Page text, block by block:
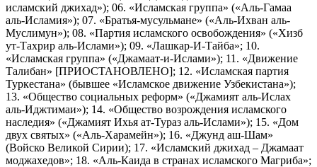
исламский джихад»); 06. «Исламская группа» («Аль-Гамаа
аль-Исламия»); 07. «Братья-мусульмане» («Аль-Ихван аль-
Муслимун»); 08. «Партия исламского освобождения» («Хизб
ут-Тахрир аль-Ислами»); 09. «Лашкар-И-Тайба»; 10.
«Исламская группа» («Джамаат-и-Ислами»); 11. «Движение
Талибан» [ПРИОСТАНОВЛЕНО]; 12. «Исламская партия
Туркестана» (бывшее «Исламское движение Узбекистана»);
13. «Общество социальных реформ» («Джамият аль-Ислах
аль-Иджтимаи»); 14. «Общество возрождения исламского
наследия» («Джамият Ихья ат-Тураз аль-Ислами»); 15. «Дом
двух святых» («Аль-Харамейн»); 16. «Джунд аш-Шам»
(Войско Великой Сирии); 17. «Исламский джихад – Джамаат
моджахедов»; 18. «Аль-Каида в странах исламского Магриба»;